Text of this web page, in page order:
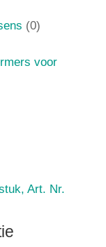
(0)
voor